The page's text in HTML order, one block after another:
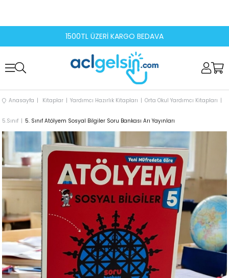
1500TL ÜZERİ KARGO BEDAVA
Anasayfa Kitaplar Yardımcı Hazırlık Kitapları Orta Okul Yardımcı Kitapları
5.Sınıf 5. Sınıf Atölyem Sosyal Bilgiler Soru Bankası Arı Yayınları